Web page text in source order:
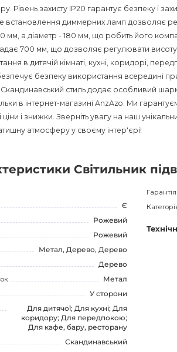
Рівень захисту IP20 гарантує безпеку і
встановлення диммерних ламп дозволяє
мм, а діаметр - 180 мм, що робить його
700 мм, що дозволяє регулювати висоту
в дитячій кімнаті, кухні, коридорі,
безпеку використання всередині
стиль додає особливий шарм
в інтернет-магазині AnzAzo. Ми
і знижки. Зверніть увагу на наш
атмосферу у своєму інтер'єрі!
Світильник
Є
Рожевий
Рожевий
Метал, Дерево, Дерево
Дерево
Метал
У сторони
Для дитячої; Для кухні; Для
коридору; Для передпокою;
Для кафе, бару, ресторану
Скандинавський
Гарантія